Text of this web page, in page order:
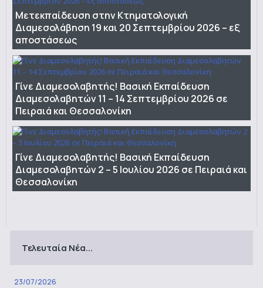
Μετεκπαίδευση στην Κτηματολογική
Διαμεσολάβηση 19 και 20 Σεπτεμβρίου 2026 – εξ
αποστάσεως
Γίνε Διαμεσολαβητής! Βασική Εκπαίδευση
Διαμεσολαβητών 11 – 14 Σεπτεμβρίου 2026 σε
Πειραιά και Θεσσαλονίκη
Γίνε Διαμεσολαβητής! Βασική Εκπαίδευση
Διαμεσολαβητών 2 – 5 Ιουλίου 2026 σε Πειραιά και
Θεσσαλονίκη
Τελευταία Νέα...
23/07/2026